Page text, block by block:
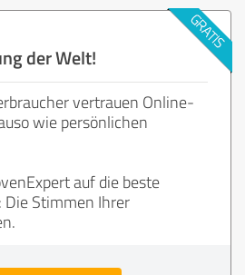
der Welt!
vertrauen Online-
wie persönlichen
auf die beste
Die Stimmen Ihrer